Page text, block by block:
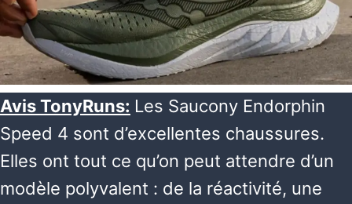
Avis TonyRuns: Les Saucony Endorphin
Speed 4 sont d’excellentes chaussures.
Elles ont tout ce qu’on peut attendre d’un
modèle polyvalent : de la réactivité, une